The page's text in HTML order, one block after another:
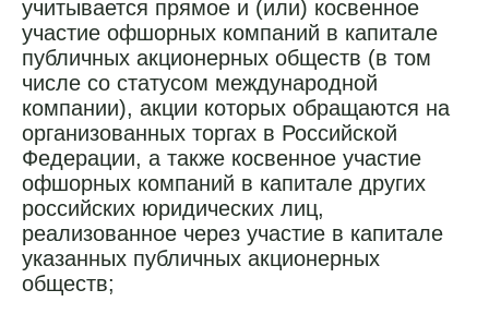
учитывается прямое и (или) косвенное
участие офшорных компаний в капитале
публичных акционерных обществ (в том
числе со статусом международной
компании), акции которых обращаются на
организованных торгах в Российской
Федерации, а также косвенное участие
офшорных компаний в капитале других
российских юридических лиц,
реализованное через участие в капитале
указанных публичных акционерных
обществ;